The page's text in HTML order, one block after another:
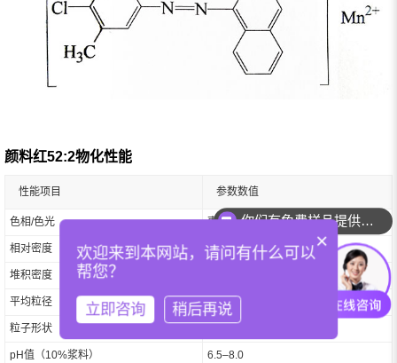
颜料红52:2物化性能
性能项目 参数数值
色相/色光 枣红色（栗色红）
相对密度 1.46–1.66
堆积密度
平均粒径 约 0.07 μm
粒子形状
pH值（10%浆料） 6.5–8.0
你们有免费样品提供吗？
×
欢迎来到本网站，请问有什么可以
帮您？
立即咨询 稍后再说